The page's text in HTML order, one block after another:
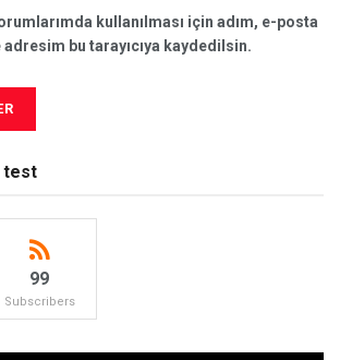
kullanılması için adım, e-posta
bu tarayıcıya kaydedilsin.
test
99
Subscribers